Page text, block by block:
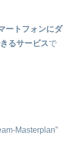
ートフォンにダ
るサービスで
Masterplan”